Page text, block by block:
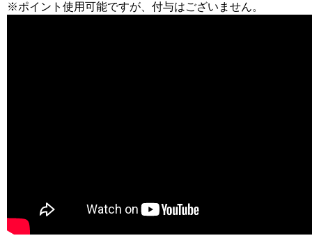
※ポイント使用可能ですが、付与はございません。